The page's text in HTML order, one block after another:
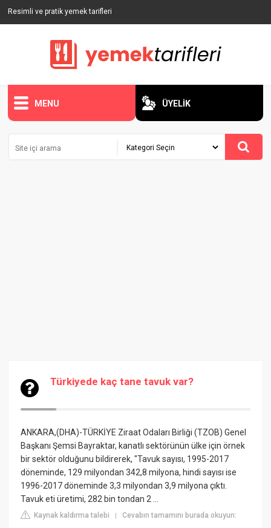
Resimli ve pratik yemek tarifleri
MENU ÜYELİK
Türkiyede kaç tane tavuk var?
ANKARA,(DHA)-TÜRKİYE Ziraat Odaları Birliği (TZOB) Genel
Başkanı Şemsi Bayraktar, kanatlı sektörünün ülke için örnek
bir sektör olduğunu bildirerek, "Tavuk sayısı, 1995-2017
döneminde, 129 milyondan 342,8 milyona, hindi sayısı ise
1996-2017 döneminde 3,3 milyondan 3,9 milyona çıktı.
Tavuk eti üretimi, 282 bin tondan 2 ...
Kaynak kaldırma talebi |Cevabın tamamını burada okuyun: